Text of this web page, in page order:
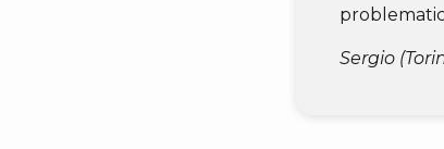
Sergio